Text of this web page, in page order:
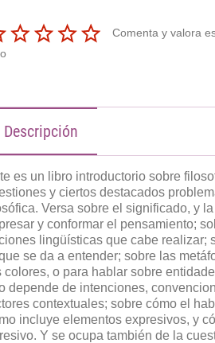
Comenta y valora
Descripción
es un libro introductorio sobre
y ciertos destacados
Versa sobre el significado, y
y conformar el pensamiento;
lingüísticas que cabe realizar;
se da a entender; sobre las
colores, o para hablar sobre
depende de intenciones,
contextuales; sobre cómo el
incluye elementos expresivos, y
Y se ocupa también de la